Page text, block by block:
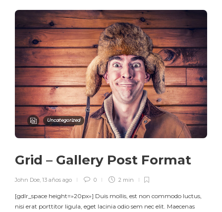
Uncategorized
Grid – Gallery Post Format
John Doe 13 años ago 0 2 min
[gdlr_space height=»20px»] Duis mollis, est non commodo luctus,
nisi erat porttitor ligula, eget lacinia odio sem nec elit. Maecenas